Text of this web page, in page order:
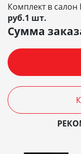
Комплект в салон
руб.1 шт.
Сумма